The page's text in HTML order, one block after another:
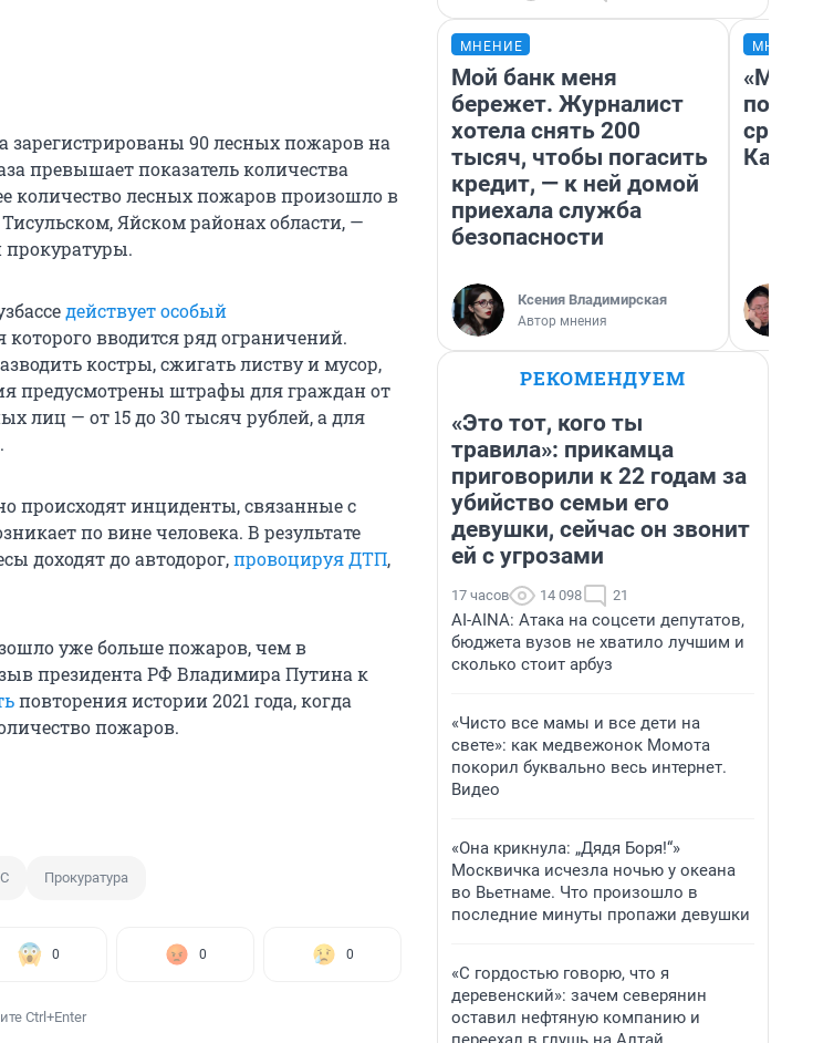
зарегистрированы 90 лесных пожаров на
превышает показатель количества
количество лесных пожаров произошло в
Яйском районах области, —
прокуратуры.
действует особый
которого вводится ряд ограничений.
костры, сжигать листву и мусор,
предусмотрены штрафы для граждан от
лиц — от 15 до 30 тысяч рублей, а для
происходят инциденты, связанные с
по вине человека. В результате
доходят до автодорог,провоцируя ДТП,
уже больше пожаров, чем в
президента РФ Владимира Путина к
повторения истории 2021 года, когда
пожаров.
Прокуратура
0 0 0
Ctrl+Enter
МНЕНИЕ
Мой банк меня
бережет. Журналист
хотела снять 200
тысяч, чтобы погасить
кредит, — к ней домой
приехала служба
безопасности
Ксения Владимирская
Автор мнения
РЕКОМЕНДУЕМ
«Это тот, кого ты
травила»: прикамца
приговорили к 22 годам за
убийство семьи его
девушки, сейчас он звонит
ей с угрозами
17 часов 14 098 21
AI-AINA: Атака на соцсети депутатов,
бюджета вузов не хватило лучшим и
сколько стоит арбуз
«Чисто все мамы и все дети на
свете»: как медвежонок Момота
покорил буквально весь интернет.
Видео
«Она крикнула: „Дядя Боря!“»
Москвичка исчезла ночью у океана
во Вьетнаме. Что произошло в
последние минуты пропажи девушки
«С гордостью говорю, что я
деревенский»: зачем северянин
оставил нефтяную компанию и